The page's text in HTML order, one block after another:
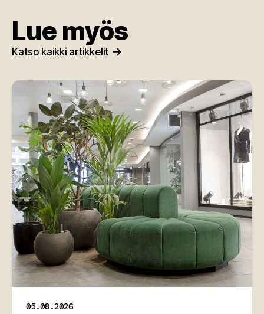
Lue myös
Katso kaikki artikkelit
05.08.2026